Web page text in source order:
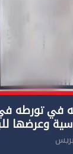
تورطه في
وعرضها